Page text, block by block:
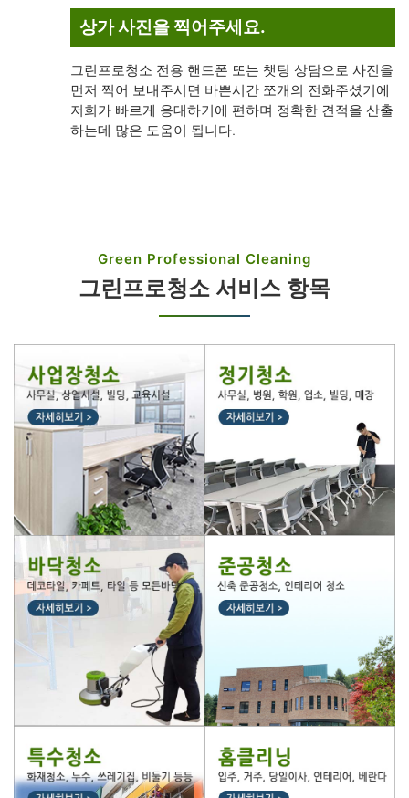
상가 사진을 찍어주세요.
그린프로청소 전용 핸드폰 또는 챗팅 상담으로 사진을
먼저 찍어 보내주시면 바쁜시간 쪼개의 전화주셨기에
저희가 빠르게 응대하기에 편하며 정확한 견적을 산출
하는데 많은 도움이 됩니다.
Green Professional Cleaning
그린프로청소 서비스 항목